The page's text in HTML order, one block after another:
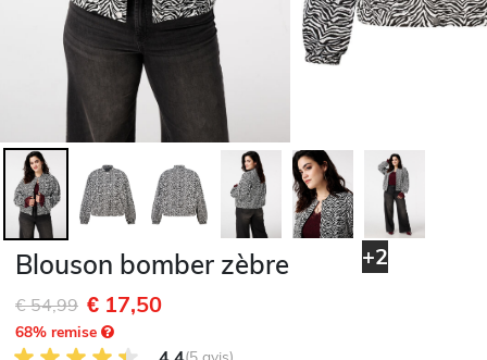
+2
Blouson bomber zèbre
Remise de
€ 54,99à€ 17,50
68% remise
4.4 sur 5 avis des clients(5 avis)